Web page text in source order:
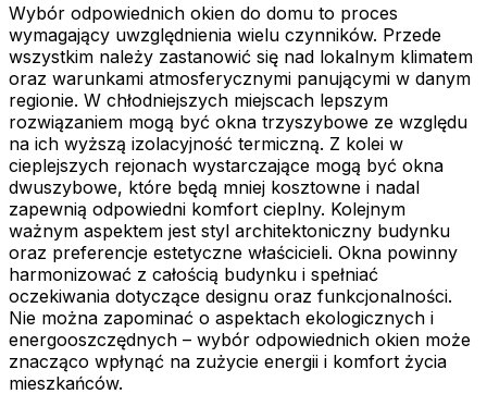
Wybór odpowiednich okien do domu to proces
wymagający uwzględnienia wielu czynników. Przede
wszystkim należy zastanowić się nad lokalnym klimatem
oraz warunkami atmosferycznymi panującymi w danym
regionie. W chłodniejszych miejscach lepszym
rozwiązaniem mogą być okna trzyszybowe ze względu
na ich wyższą izolacyjność termiczną. Z kolei w
cieplejszych rejonach wystarczające mogą być okna
dwuszybowe, które będą mniej kosztowne i nadal
zapewnią odpowiedni komfort cieplny. Kolejnym
ważnym aspektem jest styl architektoniczny budynku
oraz preferencje estetyczne właścicieli. Okna powinny
harmonizować z całością budynku i spełniać
oczekiwania dotyczące designu oraz funkcjonalności.
Nie można zapominać o aspektach ekologicznych i
energooszczędnych – wybór odpowiednich okien może
znacząco wpłynąć na zużycie energii i komfort życia
mieszkańców.